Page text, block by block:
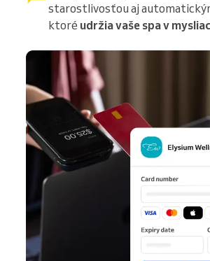
starostlivosťou aj
ktoré udržia vaše spa v